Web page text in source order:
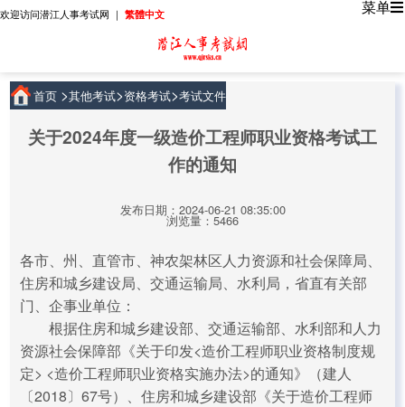
欢迎访问潜江人事考试网 ｜ 繁體中文 菜单
首页 >其他考试>资格考试>考试文件
关于2024年度一级造价工程师职业资格考试工
作的通知
发布日期：2024-06-21 08:35:00
浏览量：5466
各市、州、直管市、神农架林区人力资源和社会保障局、
住房和城乡建设局、交通运输局、水利局，省直有关部
门、企事业单位：
根据住房和城乡建设部、交通运输部、水利部和人力
资源社会保障部《关于印发<造价工程师职业资格制度规
定> <造价工程师职业资格实施办法>的通知》（建人
〔2018〕67号）、住房和城乡建设部《关于造价工程师